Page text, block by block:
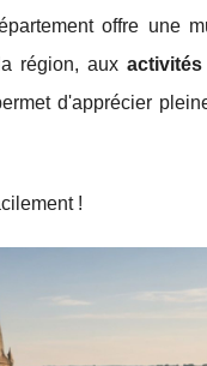
offre une
région, aux
d'apprécier
!